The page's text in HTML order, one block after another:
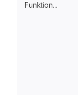
Funktion...